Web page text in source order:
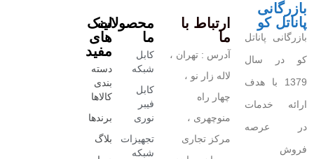
بازرگانی
پاناتل کو
بازرگانی پاناتل
کو در سال
1379 با هدف
ارائه خدمات
در عرصه
فروش
ارتباط با
ما
آدرس : تهران ،
لاله زار نو ،
چهار راه
منوچهری ،
مرکز تجاری
محصولات
ما
کابل
شبکه
کابل
فیبر
نوری
تجهیزات
شبکه
لینک
های
مفید
دسته
بندی
کالاها
برندها
بلاگ